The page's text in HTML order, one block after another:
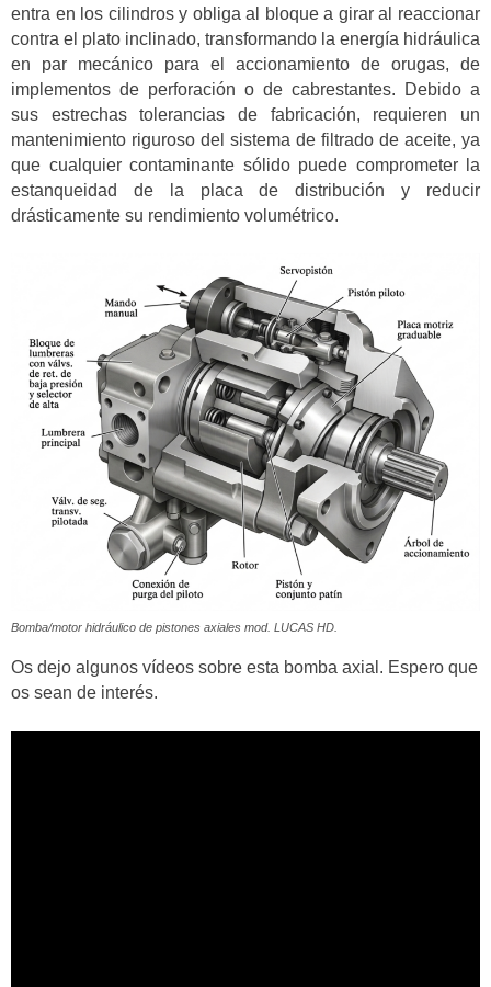
entra en los cilindros y obliga al bloque a girar al reaccionar
contra el plato inclinado, transformando la energía hidráulica
en par mecánico para el accionamiento de orugas, de
implementos de perforación o de cabrestantes. Debido a
sus estrechas tolerancias de fabricación, requieren un
mantenimiento riguroso del sistema de filtrado de aceite, ya
que cualquier contaminante sólido puede comprometer la
estanqueidad de la placa de distribución y reducir
drásticamente su rendimiento volumétrico.
Bomba/motor hidráulico de pistones axiales mod. LUCAS HD.
Os dejo algunos vídeos sobre esta bomba axial. Espero que
os sean de interés.